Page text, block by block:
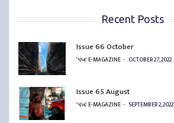
Recent Posts
Issue 66 October
'પંખ' E-MAGAZINE OCTOBER 27, 2022
Issue 65 August
'પંખ' E-MAGAZINE SEPTEMBER 2, 2022